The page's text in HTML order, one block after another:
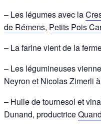
– Les légumes avec la
de Rémens, Petits Pois
– La farine vient de la
– Les légumineuses
Neyron et Nicolas Zimerli
– Huile de tournesol et
Dunand, productrice